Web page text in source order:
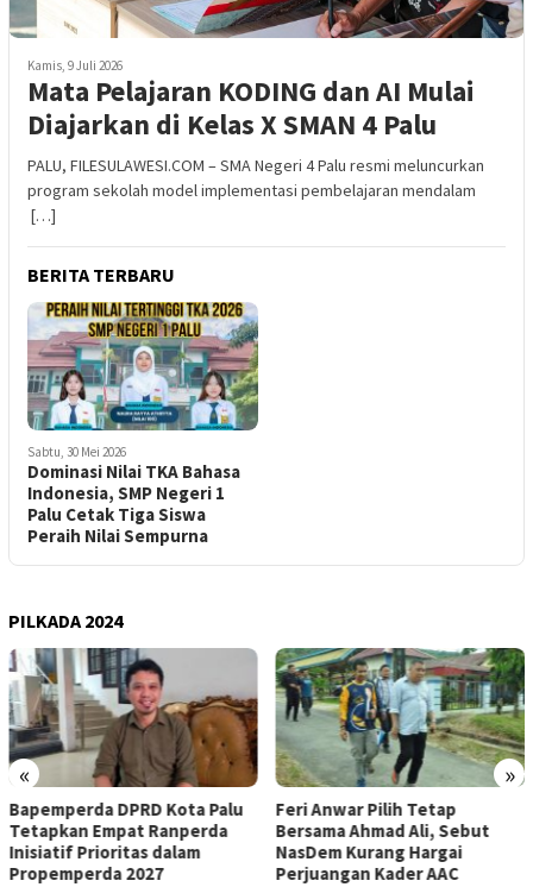
Kamis, 9 Juli 2026
Mata Pelajaran KODING dan AI Mulai
Diajarkan di Kelas X SMAN 4 Palu
PALU, FILESULAWESI.COM – SMA Negeri 4 Palu resmi meluncurkan
program sekolah model implementasi pembelajaran mendalam
[…]
BERITA TERBARU
Sabtu, 30 Mei 2026
Dominasi Nilai TKA Bahasa
Indonesia, SMP Negeri 1
Palu Cetak Tiga Siswa
Peraih Nilai Sempurna
PILKADA 2024
« »
Bapemperda DPRD Kota Palu
Tetapkan Empat Ranperda
Inisiatif Prioritas dalam
Propemperda 2027
Feri Anwar Pilih Tetap
Bersama Ahmad Ali, Sebut
NasDem Kurang Hargai
Perjuangan Kader AAC